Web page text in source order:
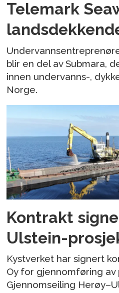
Telemark
blir en del av Submara,
innen undervanns-,
Norge.
Kontrakt
Ulstein-
Kystverket har signert
Oy for gjennomføring
Gjennomseiling